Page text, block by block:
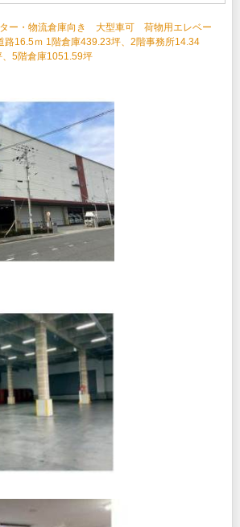
ー・物流倉庫向き 大型車可 荷物用エレベー
16.5ｍ 1階倉庫439.23坪、2階事務所14.34
5階倉庫1051.59坪